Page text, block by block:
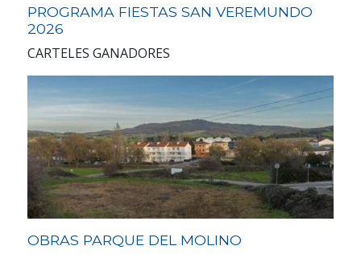
PROGRAMA FIESTAS SAN VEREMUNDO
2026
CARTELES GANADORES
OBRAS PARQUE DEL MOLINO